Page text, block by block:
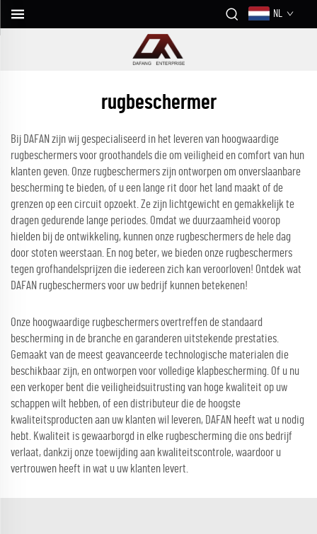
NL
rugbeschermer
Bij DAFAN zijn wij gespecialiseerd in het leveren van hoogwaardige
rugbeschermers voor groothandels die om veiligheid en comfort van hun
klanten geven. Onze rugbeschermers zijn ontworpen om onverslaanbare
bescherming te bieden, of u een lange rit door het land maakt of de
grenzen op een circuit opzoekt. Ze zijn lichtgewicht en gemakkelijk te
dragen gedurende lange periodes. Omdat we duurzaamheid voorop
hielden bij de ontwikkeling, kunnen onze rugbeschermers de hele dag
door stoten weerstaan. En nog beter, we bieden onze rugbeschermers
tegen grofhandelsprijzen die iedereen zich kan veroorloven! Ontdek wat
DAFAN rugbeschermers voor uw bedrijf kunnen betekenen!
Onze hoogwaardige rugbeschermers overtreffen de standaard
bescherming in de branche en garanderen uitstekende prestaties.
Gemaakt van de meest geavanceerde technologische materialen die
beschikbaar zijn, en ontworpen voor volledige klapbescherming. Of u nu
een verkoper bent die veiligheidsuitrusting van hoge kwaliteit op uw
schappen wilt hebben, of een distributeur die de hoogste
kwaliteitsproducten aan uw klanten wil leveren, DAFAN heeft wat u nodig
hebt. Kwaliteit is gewaarborgd in elke rugbescherming die ons bedrijf
verlaat, dankzij onze toewijding aan kwaliteitscontrole, waardoor u
vertrouwen heeft in wat u uw klanten levert.